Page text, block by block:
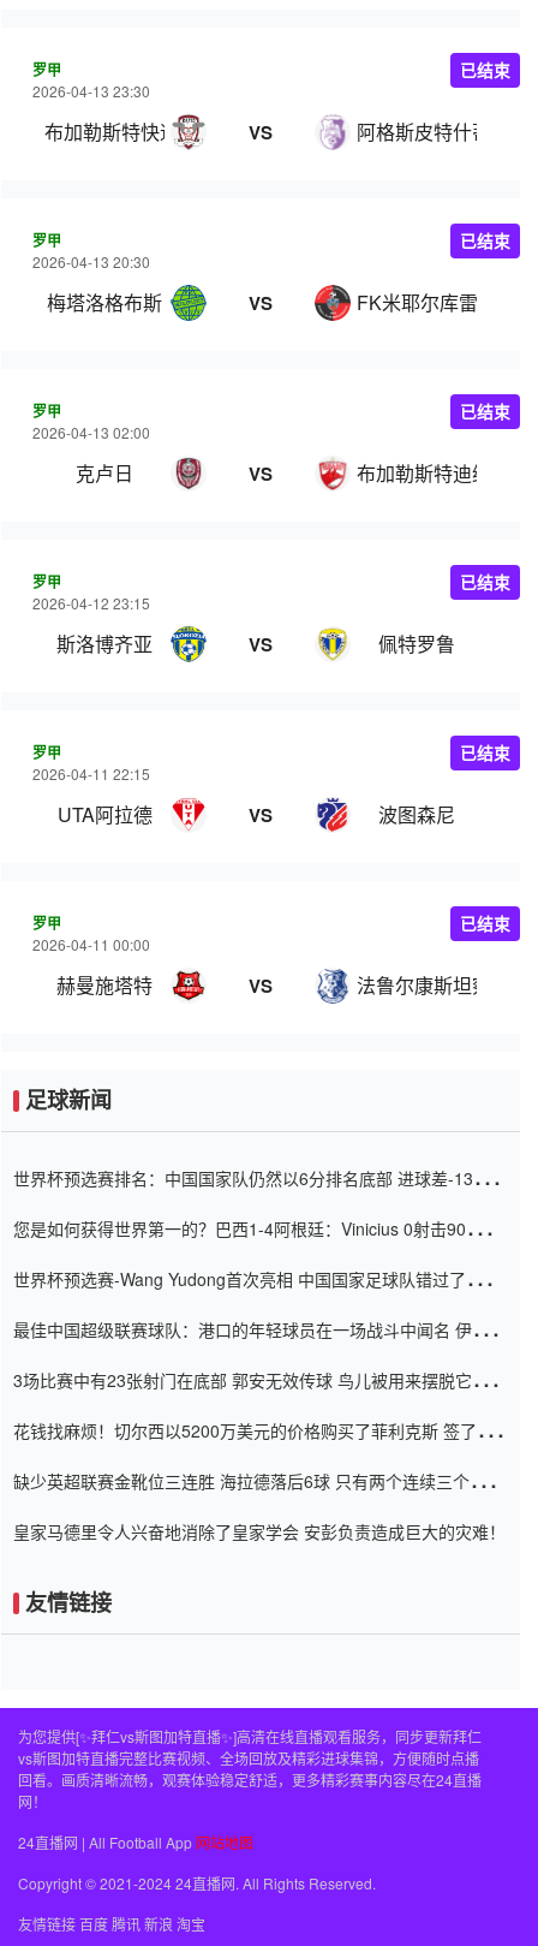
罗甲
2026-04-13 23:30
布加勒斯特快速 VS 阿格斯皮特什蒂
已结束
罗甲
2026-04-13 20:30
梅塔洛格布斯 VS FK米耶尔库雷亚丘克
已结束
罗甲
2026-04-13 02:00
克卢日 VS 布加勒斯特迪纳摩
已结束
罗甲
2026-04-12 23:15
斯洛博齐亚 VS 佩特罗鲁
已结束
罗甲
2026-04-11 22:15
UTA阿拉德 VS 波图森尼
已结束
罗甲
2026-04-11 00:00
赫曼施塔特 VS 法鲁尔康斯坦察
已结束
足球新闻
世界杯预选赛排名：中国国家队仍然以6分排名底部 进球差-13令人
您是如何获得世界第一的？巴西1-4阿根廷：Vinicius 0射击90分钟
世界杯预选赛-Wang Yudong首次亮相 中国国家足球队错过了世界
最佳中国超级联赛球队：港口的年轻球员在一场战斗中闻名 伊万放
3场比赛中有23张射门在底部 郭安无效传球 鸟儿被用来摆脱它
花钱找麻烦！切尔西以5200万美元的价格购买了菲利克斯 签了7年
缺少英超联赛金靴位三连胜 海拉德落后6球 只有两个连续三个连续
皇家马德里令人兴奋地消除了皇家学会 安彭负责造成巨大的灾难！
友情链接
为您提供[✨拜仁vs斯图加特直播✨]高清在线直播观看服务，同步更新拜仁
vs斯图加特直播完整比赛视频、全场回放及精彩进球集锦，方便随时点播
回看。画质清晰流畅，观赛体验稳定舒适，更多精彩赛事内容尽在24直播
网！
24直播网 | All Football App 网站地图
Copyright © 2021-2024 24直播网. All Rights Reserved.
友情链接百度腾讯新浪 淘宝